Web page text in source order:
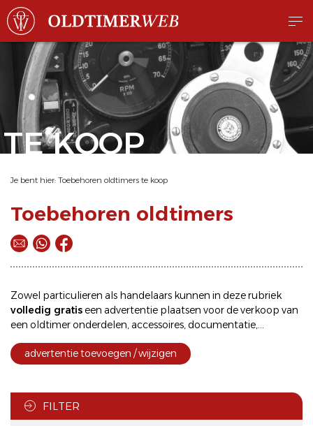
TE KOOP
Je bent hier: Toebehoren oldtimers te koop
Toebehoren oldtimers
Zowel particulieren als handelaars kunnen in deze rubriek
volledig gratis een advertentie plaatsen voor deverkoop van
een oldtimer onderdelen, accessoires, documentatie,...
advertentie toevoegen / wijzigen
FILTER